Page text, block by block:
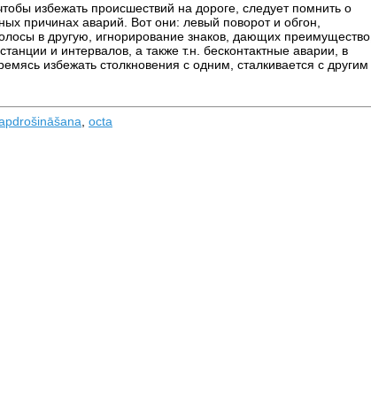
избежать происшествий на дороге, следует помнить о
причинах аварий. Вот они: левый поворот и обгон,
в другую, игнорирование знаков, дающих преимущество,
и интервалов, а также т.н. бесконтактные аварии, в
избежать столкновения с одним, сталкивается с другим
octa